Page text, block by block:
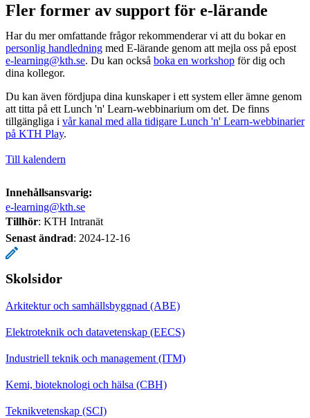
Fler former av support för e-lärande
Har du mer omfattande frågor rekommenderar vi att du bokar en
personlig handledning med E-lärande genom att mejla oss på epost
e-learning@kth.se. Du kan också boka en workshop för dig och
dina kollegor.
Du kan även fördjupa dina kunskaper i ett system eller ämne genom
att titta på ett Lunch 'n' Learn-webbinarium om det. De finns
tillgängliga i vår kanal med alla tidigare Lunch 'n' Learn-webbinarier
på KTH Play.
Till kalendern
Innehållsansvarig:
e-learning@kth.se
Tillhör: KTH Intranät
Senast ändrad: 2024-12-16
Skolsidor
Arkitektur och samhällsbyggnad (ABE)
Elektroteknik och datavetenskap (EECS)
Industriell teknik och management (ITM)
Kemi, bioteknologi och hälsa (CBH)
Teknikvetenskap (SCI)